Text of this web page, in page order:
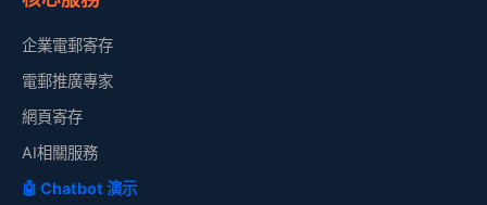
企業電郵寄存
電郵推廣專家
網頁寄存
AI相關服務
🤖 Chatbot 演示